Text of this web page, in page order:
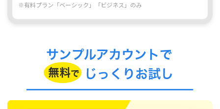
※有料プラン「ベーシック」「ビジネス」のみ